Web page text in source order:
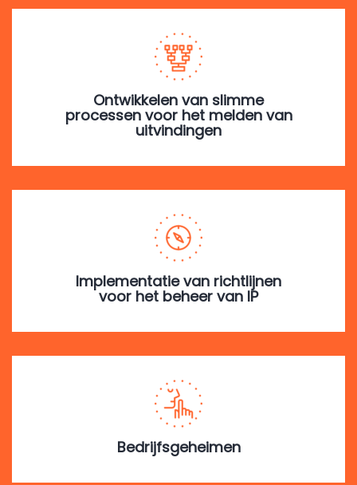
Ontwikkelen van slimme
processen voor het melden van
uitvindingen
Implementatie van richtlijnen
voor het beheer van IP
Bedrijfsgeheimen